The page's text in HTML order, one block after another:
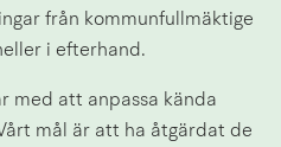
från kommunfullmäktige
i efterhand.
med att anpassa kända
mål är att ha åtgärdat de